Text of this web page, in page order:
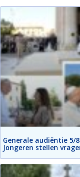
Generale audiëntie 5/
Jongeren stellen